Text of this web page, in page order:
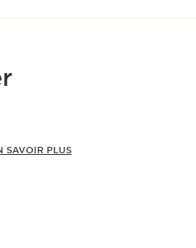
SAVOIR PLUS